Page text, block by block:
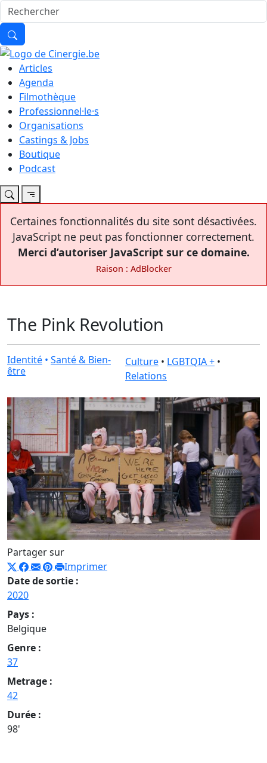
Articles
Agenda
Filmothèque
Professionnel·le·s
Organisations
Castings & Jobs
Boutique
Podcast
Certaines fonctionnalités du site sont désactivées.
JavaScript ne peut pas fonctionner correctement.
Merci d’autoriser JavaScript sur ce domaine.
Raison : AdBlocker
The Pink Revolution
Identité • Santé & Bien-
être
Culture • LGBTQIA + •
Relations
Partager sur
Imprimer
Date de sortie :
2020
Pays :
Belgique
Genre :
37
Metrage :
42
Durée :
98'